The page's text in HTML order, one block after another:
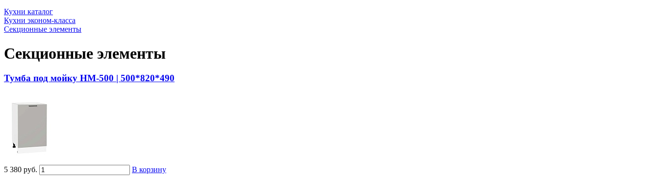
Кухни каталог
Кухни эконом-класса
Секционные элементы
Секционные элементы
Тумба под мойку НМ-500 | 500*820*490
5 380 руб. В корзину